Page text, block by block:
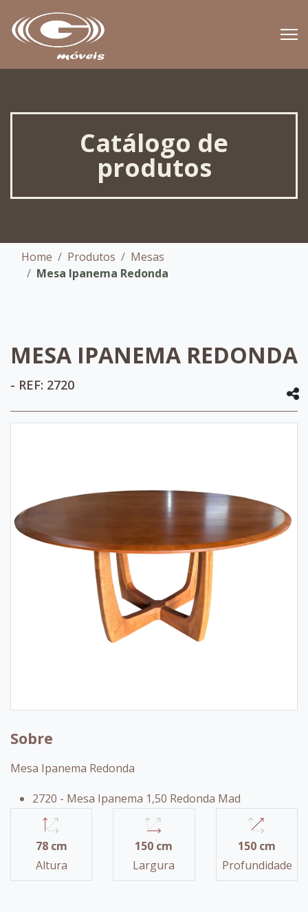
Catálogo de
produtos
Home Produtos
Mesas
Mesa Ipanema Redonda
MESA IPANEMA REDONDA
- REF: 2720
Sobre
Mesa Ipanema Redonda
2720 - Mesa Ipanema 1,50 Redonda Mad
78 cm
Altura
150 cm
Largura
150 cm
Profundidade